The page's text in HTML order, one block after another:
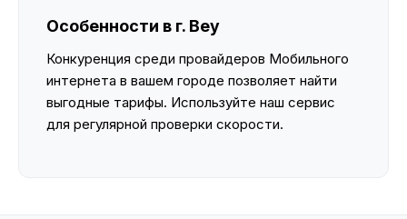
Особенности в г. Bey
Конкуренция среди провайдеров Мобильного
интернета в вашем городе позволяет найти
выгодные тарифы. Используйте наш сервис
для регулярной проверки скорости.